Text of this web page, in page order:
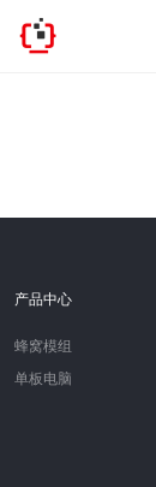
产品中心
蜂窝模组
单板电脑